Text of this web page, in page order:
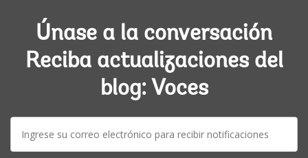
Únase a la conversación
Reciba actualizaciones del
blog: Voces
E-
mail: